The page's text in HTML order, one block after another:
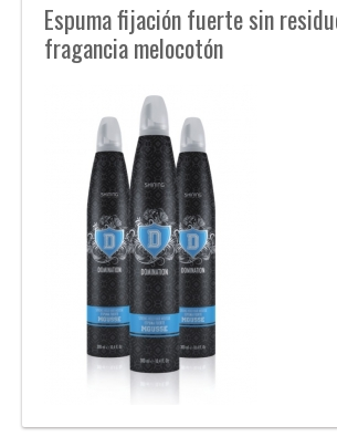
Espuma fijación fuerte sin
fragancia melocotón